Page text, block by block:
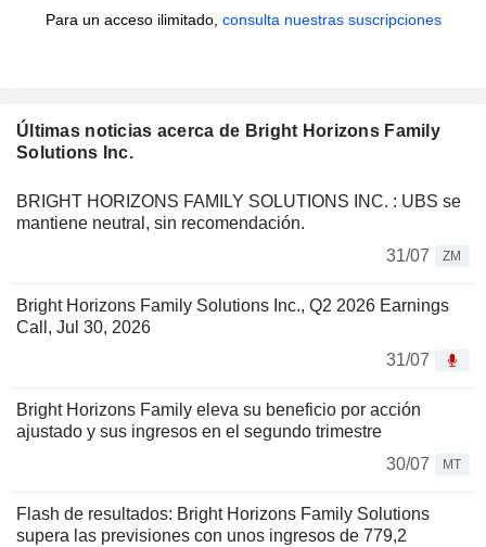
Para un acceso ilimitado, consulta nuestras suscripciones
Últimas noticias acerca de Bright Horizons Family
Solutions Inc.
BRIGHT HORIZONS FAMILY SOLUTIONS INC. : UBS se
mantiene neutral, sin recomendación.
31/07
ZM
Bright Horizons Family Solutions Inc., Q2 2026 Earnings
Call, Jul 30, 2026
31/07
Bright Horizons Family eleva su beneficio por acción
ajustado y sus ingresos en el segundo trimestre
30/07
MT
Flash de resultados: Bright Horizons Family Solutions
supera las previsiones con unos ingresos de 779,2